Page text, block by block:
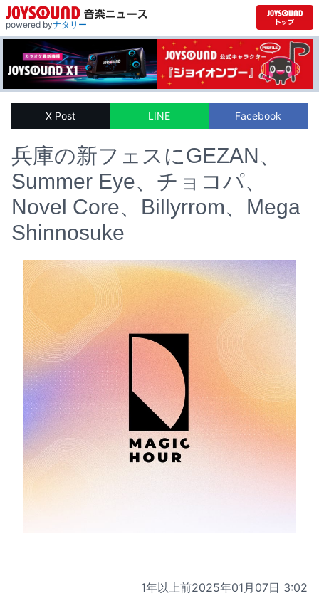
powered byナタリー
X Post LINE Facebook
兵庫の新フェスにGEZAN、
Summer Eye、チョコパ、
Novel Core、Billyrrom、Mega
Shinnosuke
1年以上前2025年01月07日 3:02